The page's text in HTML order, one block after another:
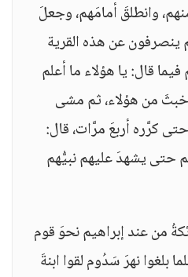
وانطلقَ أمامَهم، وجعلَ
ينصرفون عن هذه القرية
قال: يا هؤلاء ما أعلم
من هؤلاء، ثم مشى
كرَّره أربعَ مرَّات، قال:
حتى يشهدَ عليهم نبيُّهم
من عند إبراهيم نحوَ قوم
بلغوا نهرَ سَدُوم لقوا ابنةَ